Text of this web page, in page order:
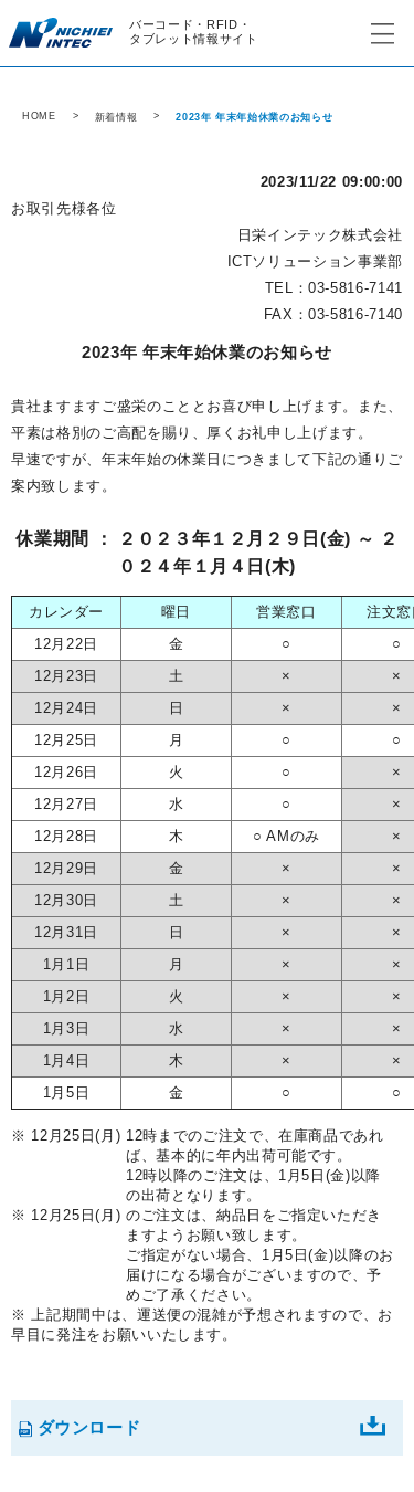
バーコード・RFID・
タブレット情報サイト
HOME 新着情報 2023年 年末年始休業のお知らせ
2023/11/22 09:00:00
お取引先様各位
日栄インテック株式会社
ICTソリューション事業部
TEL：03-5816-7141
FAX：03-5816-7140
2023年 年末年始休業のお知らせ
貴社ますますご盛栄のこととお喜び申し上げます。また、
平素は格別のご高配を賜り、厚くお礼申し上げます。
早速ですが、年末年始の休業日につきまして下記の通りご
案内致します。
休業期間 ： ２０２３ 年１２月２９日(金) ～
２
０２４ 年１月４日(木)
カレンダー 曜日 営業窓口
注文窓
12月22日
金 ○
○
12月23日
土 ×
×
12月24日
日 ×
×
12月25日
月 ○
○
12月26日
火 ○
×
12月27日
水 ○
×
12月28日
木 ○ AMのみ
×
12月29日
金 ×
×
12月30日
土 ×
×
12月31日
日 ×
×
1月1日
月 ×
×
1月2日
火 ×
×
1月3日
水 ×
×
1月4日
木 ×
×
1月5日
金 ○ ○
※ 12月25日(月) 12時までのご注文で、在庫商品であれ
ば、基本的に年内出荷可能です。
12時以降のご注文は、1月5日(金)以降
の出荷となります。
※ 12月25日(月) のご注文は、納品日をご指定いただき
ますようお願い致します。
ご指定がない場合、1月5日(金)以降のお
届けになる場合がございますので、予
めご了承ください。
※ 上記期間中は、運送便の混雑が予想されますので、お
早目に発注をお願いいたします。
ダウンロード